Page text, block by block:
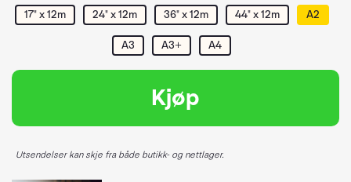
17" x 12m
24" x 12m 36" x 12m 44" x 12m A2
A3 A3+ A4
Kjøp
Utsendelser kan skje fra både butikk- og nettlager.